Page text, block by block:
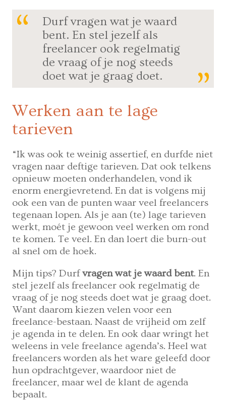
Durf vragen wat je waard
bent. En stel jezelf als
freelancer ook regelmatig
de vraag of je nog steeds
doet wat je graag doet.
Werken aan te lage
tarieven
“Ik was ook te weinig assertief, en durfde niet
vragen naar deftige tarieven. Dat ook telkens
opnieuw moeten onderhandelen, vond ik
enorm energievretend. En dat is volgens mij
ook een van de punten waar veel freelancers
tegenaan lopen. Als je aan (te) lage tarieven
werkt, moét je gewoon veel werken om rond
te komen. Te veel. En dan loert die burn-out
al snel om de hoek.
Mijn tips? Durfvragen wat je waard bent. En
stel jezelf als freelancer ook regelmatig de
vraag of je nog steeds doet wat je graag doet.
Want daarom kiezen velen voor een
freelance-bestaan. Naast de vrijheid om zelf
je agenda in te delen. En ook daar wringt het
weleens in vele freelance agenda’s. Heel wat
freelancers worden als het ware geleefd door
hun opdrachtgever, waardoor niet de
freelancer, maar wel de klant de agenda
bepaalt.